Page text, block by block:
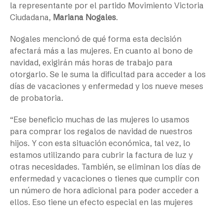
la representante por el partido Movimiento Victoria
Ciudadana, Mariana Nogales.
Nogales mencionó de qué forma esta decisión
afectará más a las mujeres. En cuanto al bono de
navidad, exigirán más horas de trabajo para
otorgarlo. Se le suma la dificultad para acceder a los
días de vacaciones y enfermedad y los nueve meses
de probatoria.
“Ese beneficio muchas de las mujeres lo usamos
para comprar los regalos de navidad de nuestros
hijos. Y con esta situación económica, tal vez, lo
estamos utilizando para cubrir la factura de luz y
otras necesidades. También, se eliminan los días de
enfermedad y vacaciones o tienes que cumplir con
un número de hora adicional para poder acceder a
ellos. Eso tiene un efecto especial en las mujeres